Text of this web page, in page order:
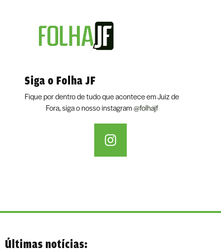
Siga o Folha JF
Fique por dentro de tudo que acontece em Juiz de
Fora, siga o nosso instagram@folhajf
Últimas notícias: